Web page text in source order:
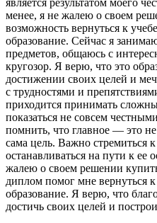
менее, я не жалею о своем
возможность вернуться к
образование. Сейчас я
предметов, общаюсь с
кругозор. Я верю, что это
достижении своих целей и
с трудностями и
приходится принимать
показаться не совсем
помнить, что главное — это
сама цель. Важно стремиться
останавливаться на пути к ее
жалею о своем решении
диплом помог мне вернуться
образование. Я верю, что
достичь своих целей и